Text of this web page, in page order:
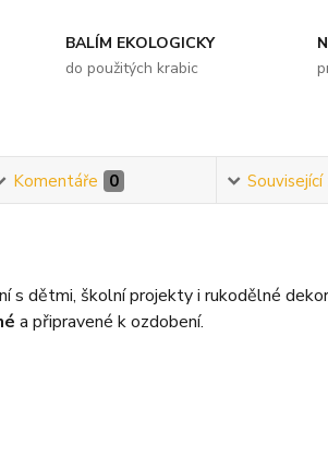
BALÍM EKOLOGICKY
do použitých krabic
Komentáře 0 Související
s dětmi, školní projekty i rukodělné
a připravené k ozdobení.